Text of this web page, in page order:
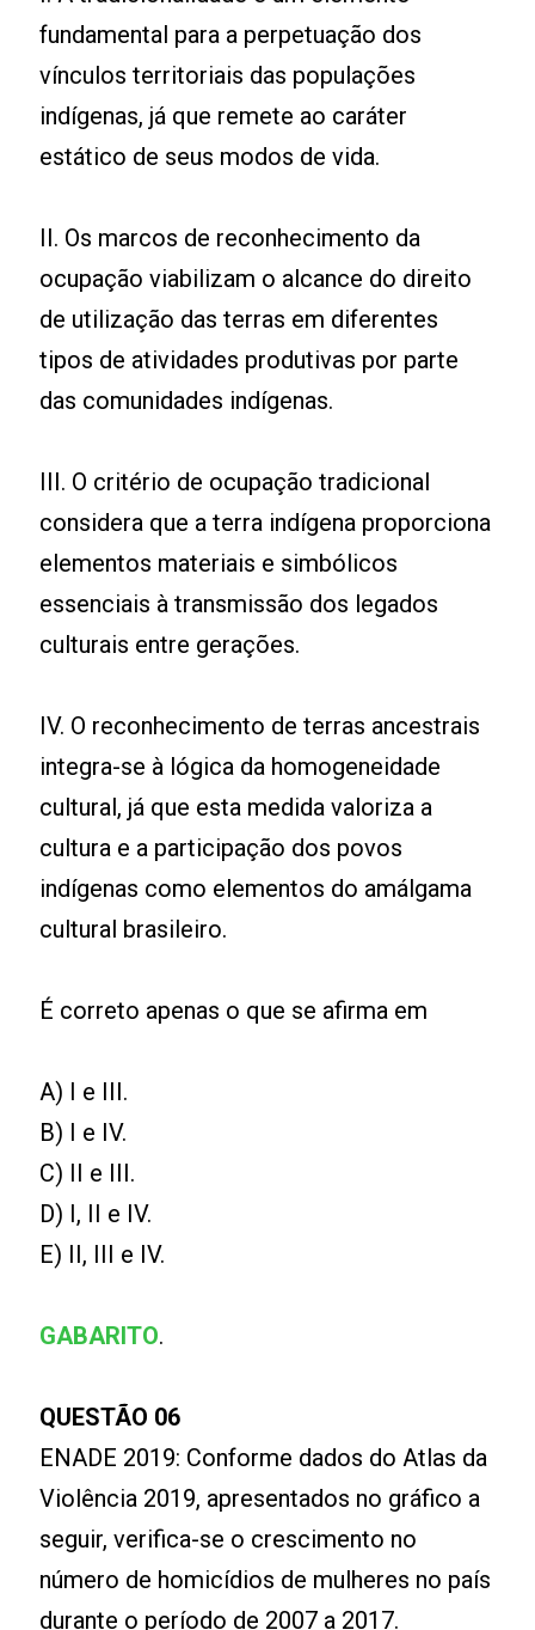
fundamental para a perpetuação dos
vínculos territoriais das populações
indígenas, já que remete ao caráter
estático de seus modos de vida.
II. Os marcos de reconhecimento da
ocupação viabilizam o alcance do direito
de utilização das terras em diferentes
tipos de atividades produtivas por parte
das comunidades indígenas.
III. O critério de ocupação tradicional
considera que a terra indígena proporciona
elementos materiais e simbólicos
essenciais à transmissão dos legados
culturais entre gerações.
IV. O reconhecimento de terras ancestrais
integra-se à lógica da homogeneidade
cultural, já que esta medida valoriza a
cultura e a participação dos povos
indígenas como elementos do amálgama
cultural brasileiro.
É correto apenas o que se afirma em
A) I e III.
B) I e IV.
C) II e III.
D) I, II e IV.
E) II, III e IV.
GABARITO.
QUESTÃO 06
ENADE 2019: Conforme dados do Atlas da
Violência 2019, apresentados no gráfico a
seguir, verifica-se o crescimento no
número de homicídios de mulheres no país
durante o período de 2007 a 2017.